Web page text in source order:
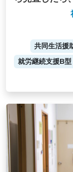
共同生活援
就労継続支援B型